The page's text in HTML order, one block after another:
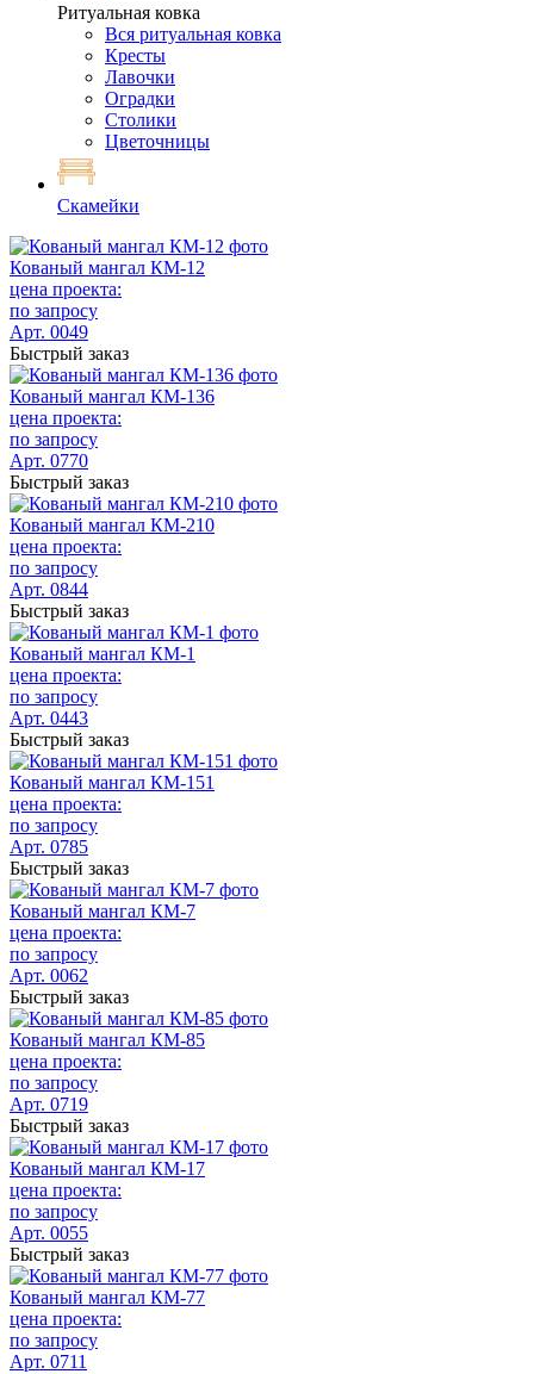
Ритуальная ковка
Вся ритуальная ковка
Кресты
Лавочки
Оградки
Столики
Цветочницы
Скамейки
Кованый мангал КМ-12
цена проекта:
по запросу
Арт. 0049
Быстрый заказ
Кованый мангал КМ-136
цена проекта:
по запросу
Арт. 0770
Быстрый заказ
Кованый мангал КМ-210
цена проекта:
по запросу
Арт. 0844
Быстрый заказ
Кованый мангал КМ-1
цена проекта:
по запросу
Арт. 0443
Быстрый заказ
Кованый мангал КМ-151
цена проекта:
по запросу
Арт. 0785
Быстрый заказ
Кованый мангал КМ-7
цена проекта:
по запросу
Арт. 0062
Быстрый заказ
Кованый мангал КМ-85
цена проекта:
по запросу
Арт. 0719
Быстрый заказ
Кованый мангал КМ-17
цена проекта:
по запросу
Арт. 0055
Быстрый заказ
Кованый мангал КМ-77
цена проекта:
по запросу
Арт. 0711